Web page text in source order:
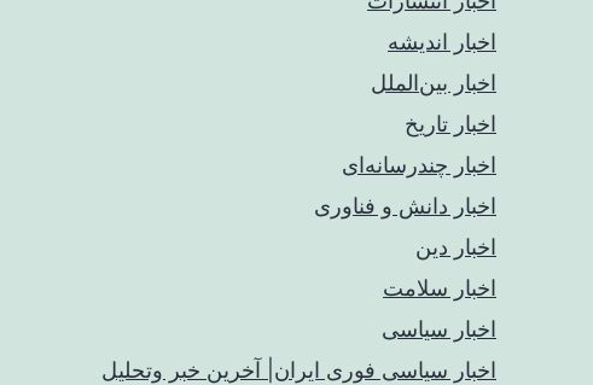
اخبار اندیشه
اخبار بین‌الملل
اخبار تاریخ
اخبار چندرسانه‌ای
اخبار دانش و فناوری
اخبار دین
اخبار سلامت
اخبار سیاسی
اخبار سیاسی فوری ایران| آخرین خبر وتحلیل